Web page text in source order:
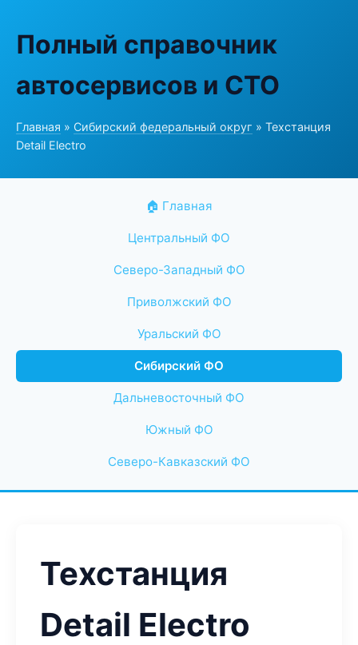
Полный справочник
автосервисов и СТО
Главная » Сибирский федеральный округ » Техстанция
Detail Electro
🏠 Главная
Центральный ФО
Северо-Западный ФО
Приволжский ФО
Уральский ФО
Сибирский ФО
Дальневосточный ФО
Южный ФО
Северо-Кавказский ФО
Техстанция
Detail Electro